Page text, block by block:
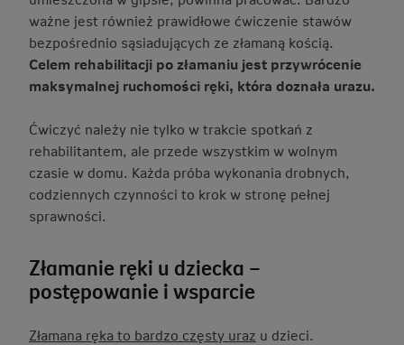
ważne jest również prawidłowe ćwiczenie stawów
bezpośrednio sąsiadujących ze złamaną kością.
Celem rehabilitacji po złamaniu jest przywrócenie
maksymalnej ruchomości ręki, która doznała urazu.
Ćwiczyć należy nie tylko w trakcie spotkań z
rehabilitantem, ale przede wszystkim w wolnym
czasie w domu. Każda próba wykonania drobnych,
codziennych czynności to krok w stronę pełnej
sprawności.
Złamanie ręki u dziecka –
postępowanie i wsparcie
Złamana ręka to bardzo częsty uraz u dzieci.